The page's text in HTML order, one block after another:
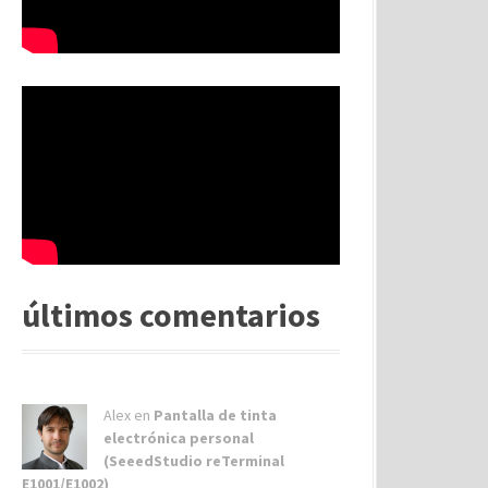
últimos comentarios
Alex en Pantalla de tinta
electrónica personal
(SeeedStudio reTerminal
E1001/E1002)